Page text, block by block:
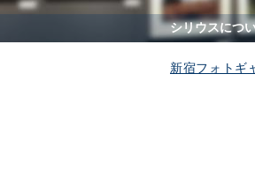
シリウスにつ
新宿フォトギ